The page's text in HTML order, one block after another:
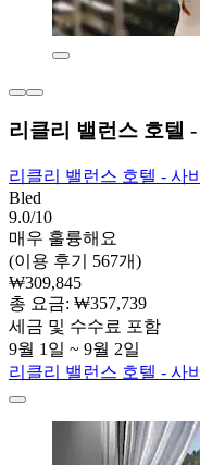
리클리 밸런스 호텔
리클리 밸런스 호텔 - 사
Bled
9.0/10
매우 훌륭해요
(이용 후기 567개)
₩309,845
총 요금: ₩357,739
세금 및 수수료 포함
9월 1일 ~ 9월 2일
리클리 밸런스 호텔 - 사